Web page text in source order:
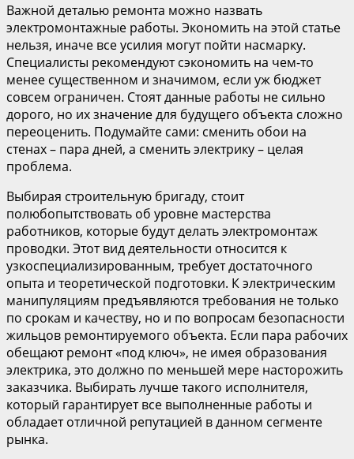
Важной деталью ремонта можно назвать
электромонтажные работы. Экономить на этой статье
нельзя, иначе все усилия могут пойти насмарку.
Специалисты рекомендуют сэкономить на чем-то
менее существенном и значимом, если уж бюджет
совсем ограничен. Стоят данные работы не сильно
дорого, но их значение для будущего объекта сложно
переоценить. Подумайте сами: сменить обои на
стенах – пара дней, а сменить электрику – целая
проблема.
Выбирая строительную бригаду, стоит
полюбопытствовать об уровне мастерства
работников, которые будут делать электромонтаж
проводки. Этот вид деятельности относится к
узкоспециализированным, требует достаточного
опыта и теоретической подготовки. К электрическим
манипуляциям предъявляются требования не только
по срокам и качеству, но и по вопросам безопасности
жильцов ремонтируемого объекта. Если пара рабочих
обещают ремонт «под ключ», не имея образования
электрика, это должно по меньшей мере насторожить
заказчика. Выбирать лучше такого исполнителя,
который гарантирует все выполненные работы и
обладает отличной репутацией в данном сегменте
рынка.